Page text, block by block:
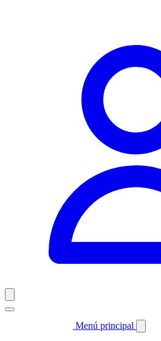
Menú principal